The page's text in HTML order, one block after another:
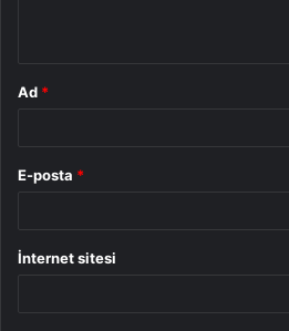
Ad *
E-posta *
İnternet sitesi